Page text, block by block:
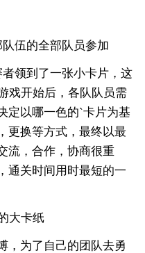
伍的全部队员参加
领到了一张小卡片，这
戏开始后，各队队员需
定以哪一色的`卡片为基
更换等方式，最终以最
流，合作，协商很重
通关时间用时最短的一
大卡纸
为了自己的团队去勇